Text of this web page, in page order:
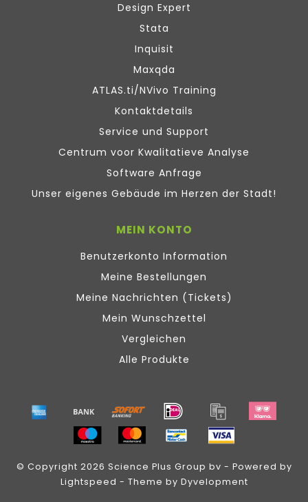
Design Expert
Stata
Inquisit
Maxqda
ATLAS.ti/NVivo Training
Kontaktdetails
Service und Support
Centrum voor Kwalitatieve Analyse
Software Anfrage
Unser eigenes Gebäude im Herzen der Stadt!
MEIN KONTO
Benutzerkonto Information
Meine Bestellungen
Meine Nachrichten (Tickets)
Mein Wunschzettel
Vergleichen
Alle Produkte
© Copyright 2026 Science Plus Group bv - Powered by
Lightspeed - Theme by Dyvelopment